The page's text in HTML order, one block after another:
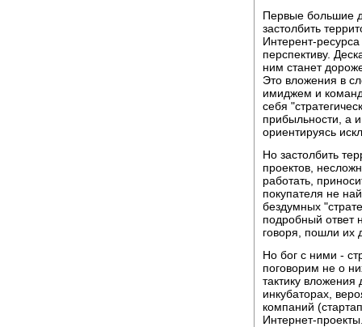
Первые большие
застолбить
Интерент-
перспективу.
ним станет
Это вложения в
имиджем и
себя
прибыльности, а
ориентируясь
Но застолбить
проектов,
работать,
покупателя не
бездумных
подробный ответ
говоря, пошли их
Но бог с ними -
поговорим не о
тактику
инкубаторах,
компаний
Интернет-